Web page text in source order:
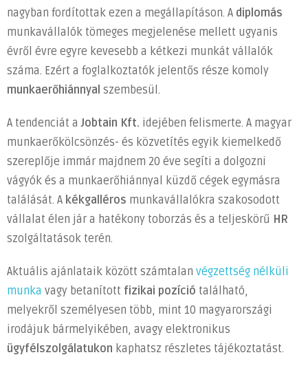
is
biztos
lehetsz
bejegyzéshez
nagyban fordítottak ezen a megállapításon. A diplomás
munkavállalók tömeges megjelenése mellett ugyanis
évről évre egyre kevesebb a kétkezi munkát vállalók
száma. Ezért a foglalkoztatók jelentős része komoly
munkaerőhiánnyal szembesül.
A tendenciát aJobtain Kft. idejében felismerte. A magyar
munkaerőkölcsönzés- és közvetítés egyik kiemelkedő
szereplője immár majdnem 20 éve segíti a dolgozni
vágyók és a munkaerőhiánnyal küzdő cégek egymásra
találását. A kékgalléros munkavállalókra szakosodott
vállalat élen jár a hatékony toborzás és a teljeskörű HR
szolgáltatások terén.
Aktuális ajánlataik között számtalan végzettség nélküli
munka vagy betanított fizikai pozíció található,
melyekről személyesen több, mint 10 magyarországi
irodájuk bármelyikében, avagy elektronikus
ügyfélszolgálatukon kaphatsz részletes tájékoztatást.